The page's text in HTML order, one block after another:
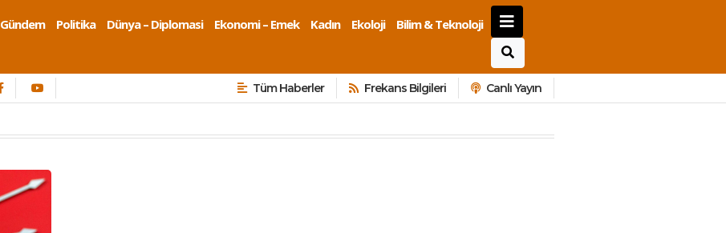
Gündem Politika Dünya – Diplomasi Ekonomi – Emek Kadın Ekoloji
Bilim & Teknoloji
Tüm Haberler Frekans Bilgileri Canlı Yayın